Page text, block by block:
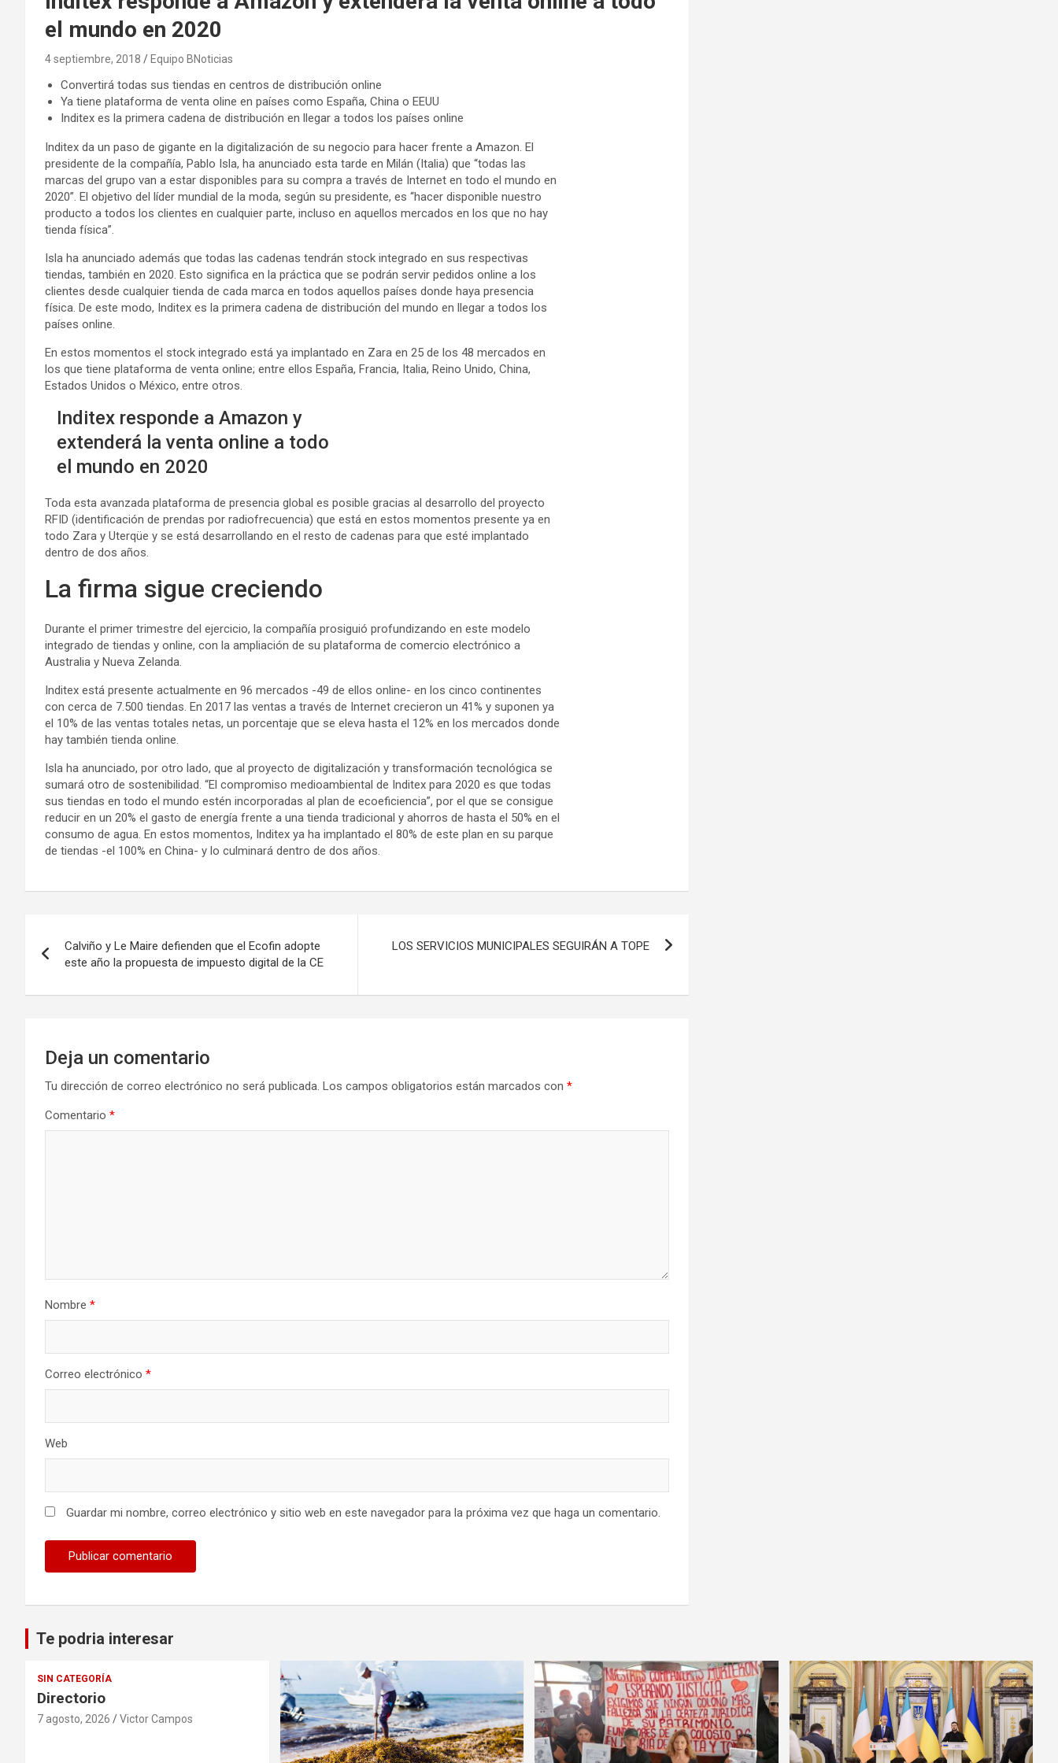
el mundo en 2020
4 septiembre, 2018 Equipo BNoticias
Convertirá todas sus tiendas en centros de distribución online
Ya tiene plataforma de venta oline en países como España, China o EEUU
Inditex es la primera cadena de distribución en llegar a todos los países online
Inditex da un paso de gigante en la digitalización de su negocio para hacer frente a Amazon. El
presidente de la compañía, Pablo Isla, ha anunciado esta tarde en Milán (Italia) que “todas las
marcas del grupo van a estar disponibles para su compra a través de Internet en todo el mundo en
2020”. El objetivo del líder mundial de la moda, según su presidente, es “hacer disponible nuestro
producto a todos los clientes en cualquier parte, incluso en aquellos mercados en los que no hay
tienda física”.
Isla ha anunciado además que todas las cadenas tendrán stock integrado en sus respectivas
tiendas, también en 2020. Esto significa en la práctica que se podrán servir pedidos online a los
clientes desde cualquier tienda de cada marca en todos aquellos países donde haya presencia
física. De este modo, Inditex es la primera cadena de distribución del mundo en llegar a todos los
países online.
En estos momentos el stock integrado está ya implantado en Zara en 25 de los 48 mercados en
los que tiene plataforma de venta online; entre ellos España, Francia, Italia, Reino Unido, China,
Estados Unidos o México, entre otros.
Inditex responde a Amazon y
extenderá la venta online a todo
el mundo en 2020
Toda esta avanzada plataforma de presencia global es posible gracias al desarrollo del proyecto
RFID (identificación de prendas por radiofrecuencia) que está en estos momentos presente ya en
todo Zara y Uterqüe y se está desarrollando en el resto de cadenas para que esté implantado
dentro de dos años.
La firma sigue creciendo
Durante el primer trimestre del ejercicio, la compañía prosiguió profundizando en este modelo
integrado de tiendas y online, con la ampliación de su plataforma de comercio electrónico a
Australia y Nueva Zelanda.
Inditex está presente actualmente en 96 mercados -49 de ellos online- en los cinco continentes
con cerca de 7.500 tiendas. En 2017 las ventas a través de Internet crecieron un 41% y suponen ya
el 10% de las ventas totales netas, un porcentaje que se eleva hasta el 12% en los mercados donde
hay también tienda online.
Isla ha anunciado, por otro lado, que al proyecto de digitalización y transformación tecnológica se
sumará otro de sostenibilidad. “El compromiso medioambiental de Inditex para 2020 es que todas
sus tiendas en todo el mundo estén incorporadas al plan de ecoeficiencia”, por el que se consigue
reducir en un 20% el gasto de energía frente a una tienda tradicional y ahorros de hasta el 50% en el
consumo de agua. En estos momentos, Inditex ya ha implantado el 80% de este plan en su parque
de tiendas -el 100% en China- y lo culminará dentro de dos años.
de
entradas
Calviño y Le Maire defienden que el Ecofin adopte
este año la propuesta de impuesto digital de la CE
LOS SERVICIOS MUNICIPALES SEGUIRÁN A TOPE
Deja un comentario
Tu dirección de correo electrónico no será publicada. Los campos obligatorios están marcados con *
Comentario *
Nombre *
Correo electrónico *
Web
Guardar mi nombre, correo electrónico y sitio web en este navegador para la próxima vez que haga un comentario.
Te podria interesar
SIN CATEGORÍA
Directorio
7 agosto, 2026 Victor Campos